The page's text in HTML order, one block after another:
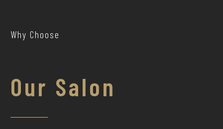
Why Choose
Our Salon